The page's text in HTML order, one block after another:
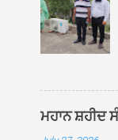
ਮਹਾਨ ਸ਼ਹੀਦ